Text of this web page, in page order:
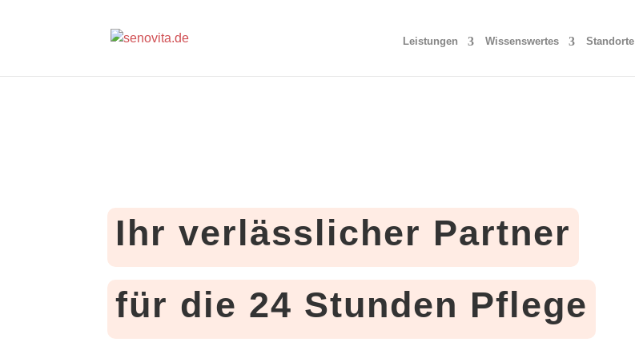
Leistungen Wissenswertes Standorte
Ihr verlässlicher Partner
für die 24 Stunden Pflege